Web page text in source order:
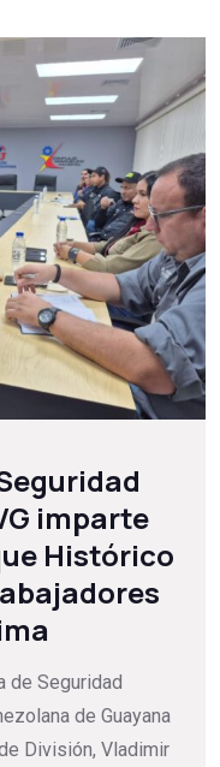
imparte
Histórico
de Seguridad
de Guayana
División, Vladimir